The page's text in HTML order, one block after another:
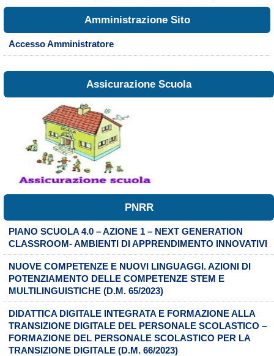
Amministrazione Sito
Accesso Amministratore
Assicurazione Scuola
PNRR
PIANO SCUOLA 4.0 – AZIONE 1 – NEXT GENERATION
CLASSROOM- AMBIENTI DI APPRENDIMENTO INNOVATIVI
NUOVE COMPETENZE E NUOVI LINGUAGGI. AZIONI DI
POTENZIAMENTO DELLE COMPETENZE STEM E
MULTILINGUISTICHE (D.M. 65/2023)
DIDATTICA DIGITALE INTEGRATA E FORMAZIONE ALLA
TRANSIZIONE DIGITALE DEL PERSONALE SCOLASTICO –
FORMAZIONE DEL PERSONALE SCOLASTICO PER LA
TRANSIZIONE DIGITALE (D.M. 66/2023)